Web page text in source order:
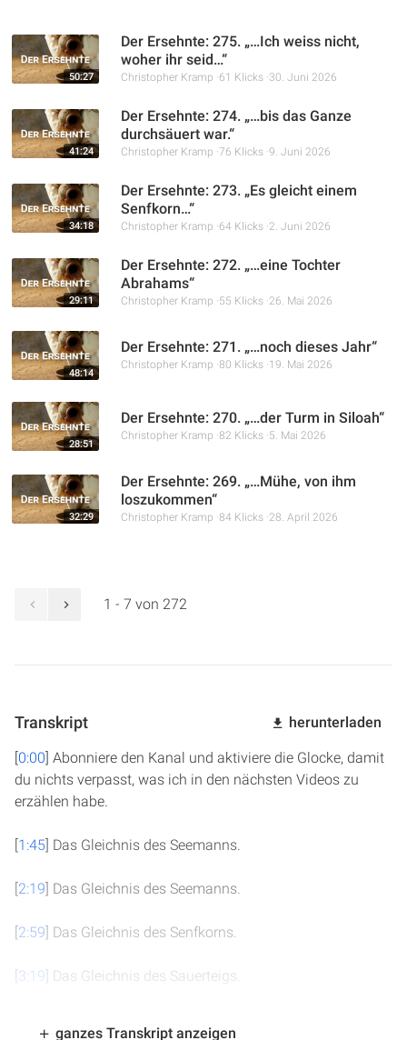
50:27
Der Ersehnte: 275. „…Ich weiss nicht,
woher ihr seid…“
Christopher Kramp 61 Klicks 30. Juni 2026
41:24
Der Ersehnte: 274. „…bis das Ganze
durchsäuert war.“
Christopher Kramp 76 Klicks 9. Juni 2026
34:18
Der Ersehnte: 273. „Es gleicht einem
Senfkorn…“
Christopher Kramp 64 Klicks 2. Juni 2026
29:11
Der Ersehnte: 272. „…eine Tochter
Abrahams“
Christopher Kramp 55 Klicks 26. Mai 2026
48:14
Der Ersehnte: 271. „…noch dieses Jahr“
Christopher Kramp 80 Klicks 19. Mai 2026
28:51
Der Ersehnte: 270. „…der Turm in Siloah“
Christopher Kramp 82 Klicks 5. Mai 2026
32:29
Der Ersehnte: 269. „…Mühe, von ihm
loszukommen“
Christopher Kramp 84 Klicks 28. April 2026
1 - 7 von 272
Transkript herunterladen
[0:00] Abonniere den Kanal und aktiviere die Glocke, damit
du nichts verpasst, was ich in den nächsten Videos zu
erzählen habe.
[1:45] Das Gleichnis des Seemanns.
[2:19] Das Gleichnis des Seemanns.
[2:59] Das Gleichnis des Senfkorns.
[3:19] Das Gleichnis des Sauerteigs.
ganzes Transkript anzeigen